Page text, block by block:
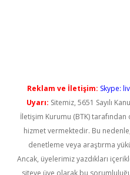
Reklam ve İletişim: Skype:
Uyarı: Sitemiz, 5651 Sayılı
İletişim Kurumu (BTK) tarafından
hizmet vermektedir. Bu
denetleme veya araştırma
Ancak, üyelerimiz yazdıkları
siteye üye olarak bu